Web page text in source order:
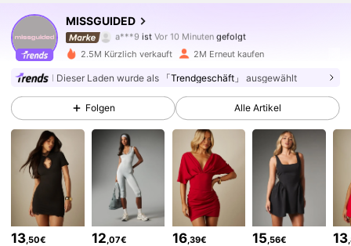
MISSGUIDED
a***9 ist
k***tist am Durchsuchen
4,83
3M Follower
3M Follower
4,83 3M Follower
4,83 3M Follower
2.5M Kürzlich verkauft 2M Erneut kaufen
Dieser Laden wurde als 「Trendgeschäft」 ausgewählt
Folgen Alle Artikel
13,50€ 12,07€ 16,39€ 15,56€ 13